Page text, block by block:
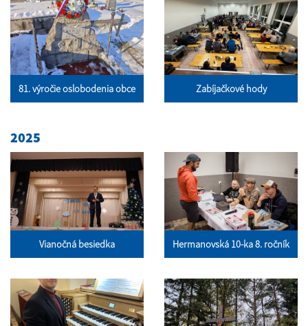
81. výročie oslobodenia obce Zabíjačkové hody
2025
Vianočná besiedka Hermanovská 10-ka 8. ročník